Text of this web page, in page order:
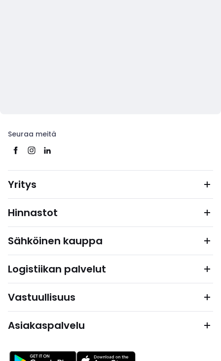
Seuraa meitä
Yritys
Hinnastot
Sähköinen kauppa
Logistiikan palvelut
Vastuullisuus
Asiakaspalvelu